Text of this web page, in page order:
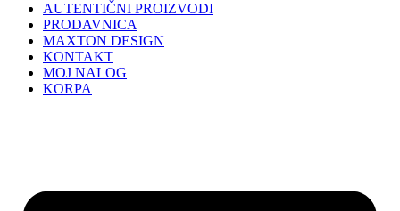
AUTENTIČNI PROIZVODI
PRODAVNICA
MAXTON DESIGN
KONTAKT
MOJ NALOG
KORPA